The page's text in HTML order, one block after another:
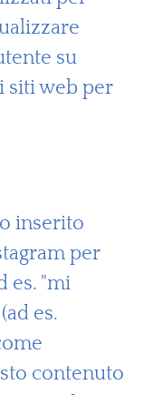
su
siti web per
inserito
per
es. "mi
es.
contenuto